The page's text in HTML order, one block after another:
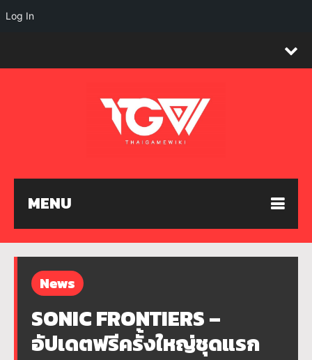
MENU
News
SONIC FRONTIERS –
อัปเดตฟรีครั้งใหญ่ชุดแรก
Log In